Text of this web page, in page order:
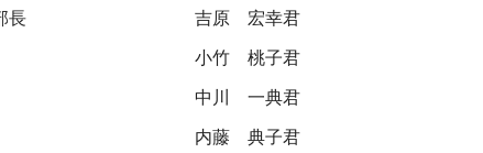
長 吉原 宏幸君
小竹 桃子君
中川 一典君
内藤 典子君